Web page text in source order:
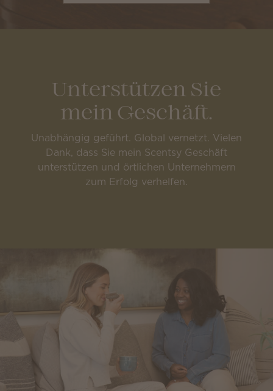
Unterstützen Sie
mein Geschäft.
Unabhängig geführt. Global vernetzt. Vielen
Dank, dass Sie mein Scentsy Geschäft
unterstützen und örtlichen Unternehmern
zum Erfolg verhelfen.